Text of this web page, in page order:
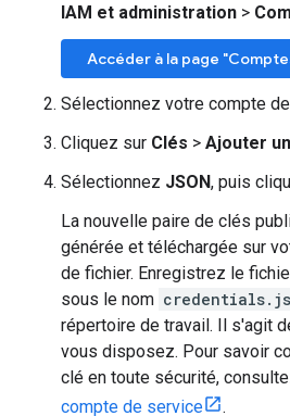
IAM et administration >
Accéder à la page
Sélectionnez votre compte
Cliquez sur Clés > Ajouter
Sélectionnez JSON, puis
La nouvelle paire de clés
générée et téléchargée sur
de fichier. Enregistrez le
sous le nom
répertoire de travail. Il s'agit
vous disposez. Pour savoir
clé en toute sécurité,
compte de service
.